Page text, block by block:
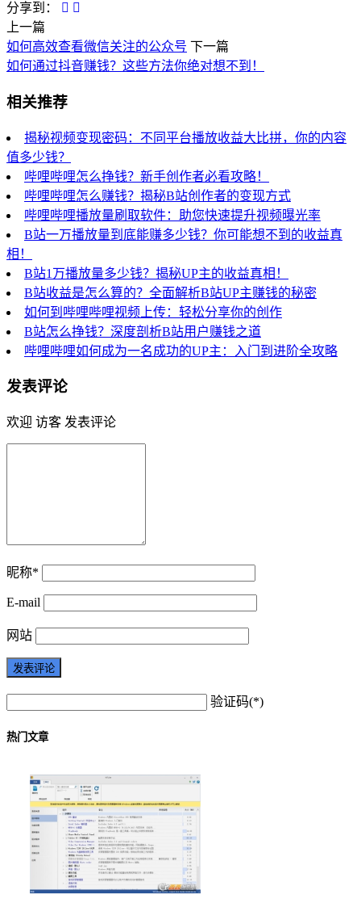
分享到：
上一篇
如何高效查看微信关注的公众号 下一篇
如何通过抖音赚钱？这些方法你绝对想不到！
相关推荐
揭秘视频变现密码：不同平台播放收益大比拼，你的内容
值多少钱？
哔哩哔哩怎么挣钱？新手创作者必看攻略！
哔哩哔哩怎么赚钱？揭秘B站创作者的变现方式
哔哩哔哩播放量刷取软件：助您快速提升视频曝光率
B站一万播放量到底能赚多少钱？你可能想不到的收益真
相！
B站1万播放量多少钱？揭秘UP主的收益真相！
B站收益是怎么算的？全面解析B站UP主赚钱的秘密
如何到哔哩哔哩视频上传：轻松分享你的创作
B站怎么挣钱？深度剖析B站用户赚钱之道
哔哩哔哩如何成为一名成功的UP主：入门到进阶全攻略
发表评论
欢迎 访客 发表评论
昵称*
E-mail
网站
验证码(*)
热门文章